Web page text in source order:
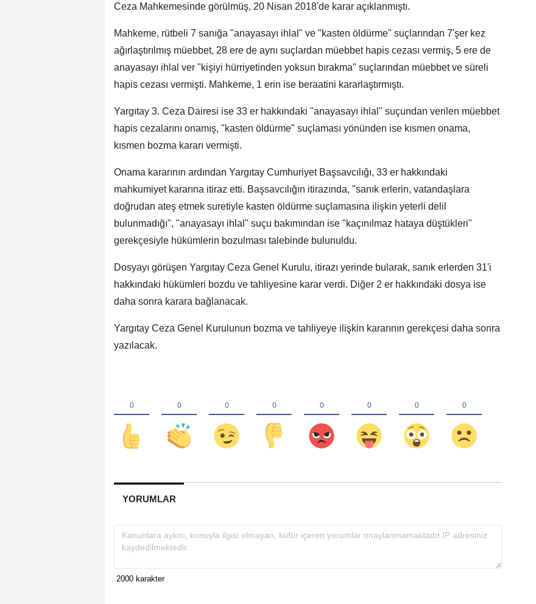
Ceza Mahkemesinde görülmüş, 20 Nisan 2018'de karar açıklanmıştı.
Mahkeme, rütbeli 7 sanığa "anayasayı ihlal" ve "kasten öldürme" suçlarından 7'şer kez
ağırlaştırılmış müebbet, 28 ere de aynı suçlardan müebbet hapis cezası vermiş, 5 ere de
anayasayı ihlal ver "kişiyi hürriyetinden yoksun bırakma" suçlarından müebbet ve süreli
hapis cezası vermişti. Mahkeme, 1 erin ise beraatini kararlaştırmıştı.
Yargıtay 3. Ceza Dairesi ise 33 er hakkındaki "anayasayı ihlal" suçundan verilen müebbet
hapis cezalarını onamış, "kasten öldürme" suçlaması yönünden ise kısmen onama,
kısmen bozma kararı vermişti.
Onama kararının ardından Yargıtay Cumhuriyet Başsavcılığı, 33 er hakkındaki
mahkumiyet kararına itiraz etti. Başsavcılığın itirazında, "sanık erlerin, vatandaşlara
doğrudan ateş etmek suretiyle kasten öldürme suçlamasına ilişkin yeterli delil
bulunmadığı", "anayasayı ihlal" suçu bakımından ise "kaçınılmaz hataya düştükleri"
gerekçesiyle hükümlerin bozulması talebinde bulunuldu.
Dosyayı görüşen Yargıtay Ceza Genel Kurulu, itirazı yerinde bularak, sanık erlerden 31'i
hakkındaki hükümleri bozdu ve tahliyesine karar verdi. Diğer 2 er hakkındaki dosya ise
daha sonra karara bağlanacak.
Yargıtay Ceza Genel Kurulunun bozma ve tahliyeye ilişkin kararının gerekçesi daha sonra
yazılacak.
YORUMLAR